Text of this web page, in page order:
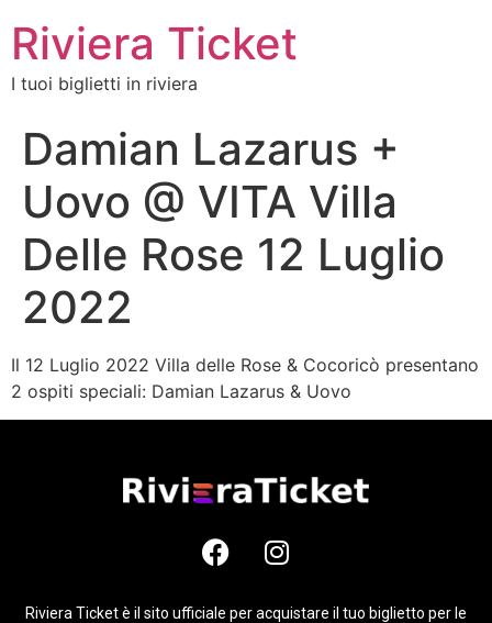
Riviera Ticket
I tuoi biglietti in riviera
Damian Lazarus +
Uovo @ VITA Villa
Delle Rose 12 Luglio
2022
Il 12 Luglio 2022 Villa delle Rose & Cocoricò presentano
2 ospiti speciali: Damian Lazarus & Uovo
Riviera Ticket è il sito ufficiale per acquistare il tuo biglietto per le